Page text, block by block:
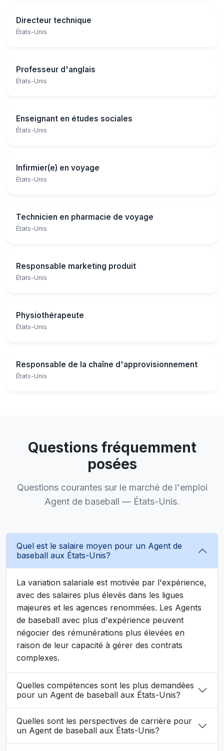
Directeur technique
États-Unis
Professeur d'anglais
États-Unis
Enseignant en études sociales
États-Unis
Infirmier(e) en voyage
États-Unis
Technicien en pharmacie de voyage
États-Unis
Responsable marketing produit
États-Unis
Physiothérapeute
États-Unis
Responsable de la chaîne d'approvisionnement
États-Unis
Questions fréquemment
posées
Questions courantes sur le marché de l'emploi
Agent de baseball — États-Unis.
Quel est le salaire moyen pour un Agent de
baseball aux États-Unis?
La variation salariale est motivée par l'expérience,
avec des salaires plus élevés dans les ligues
majeures et les agences renommées. Les Agents
de baseball avec plus d'expérience peuvent
négocier des rémunérations plus élevées en
raison de leur capacité à gérer des contrats
complexes.
Quelles compétences sont les plus demandées
pour un Agent de baseball aux États-Unis?
Quelles sont les perspectives de carrière pour
un Agent de baseball aux États-Unis?